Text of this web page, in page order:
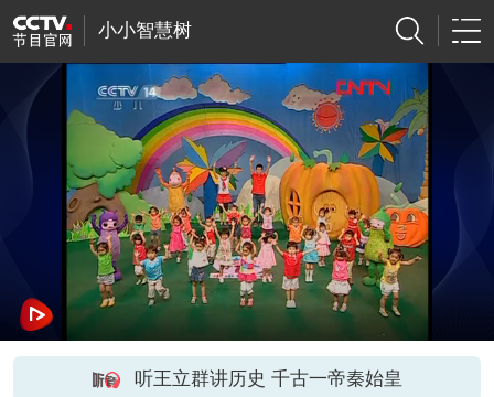
小小智慧树
听王立群讲历史 千古一帝秦始皇